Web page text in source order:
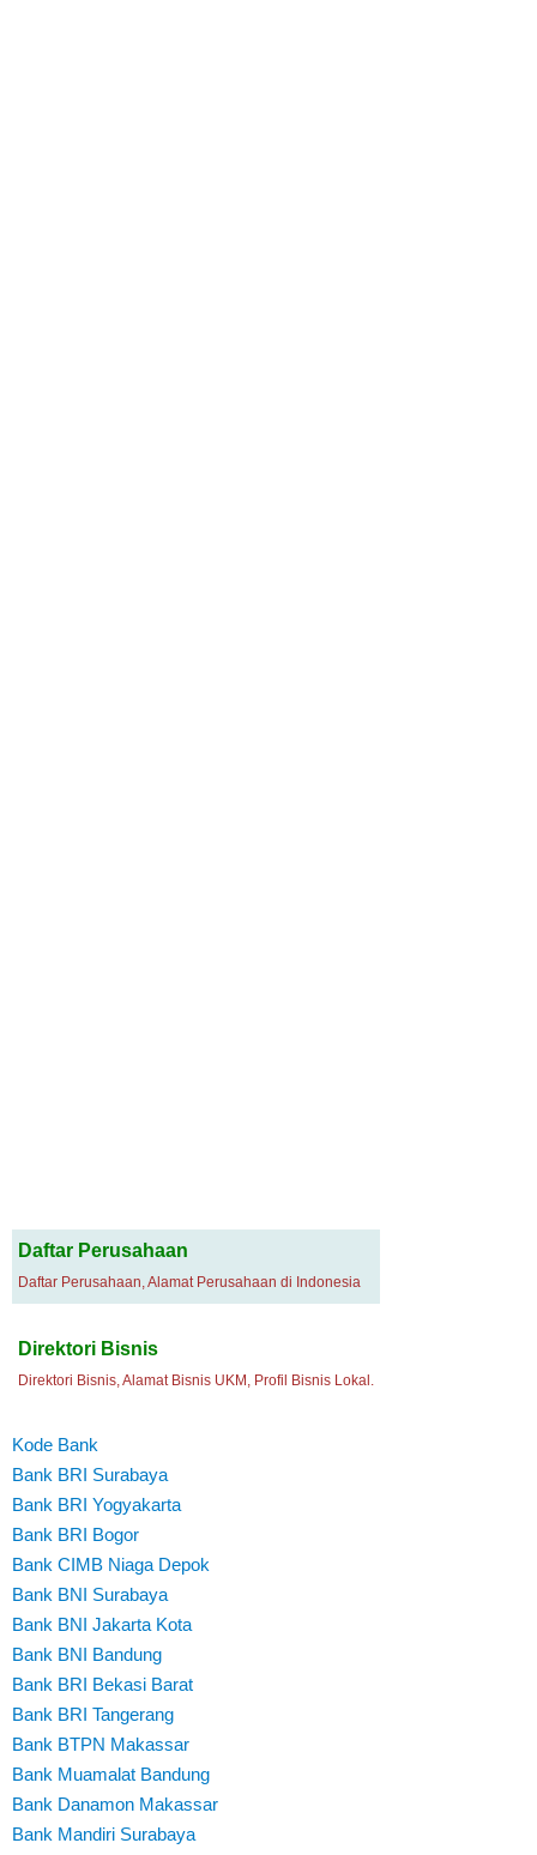
Daftar Perusahaan
Daftar Perusahaan, Alamat Perusahaan di Indonesia
Direktori Bisnis
Direktori Bisnis, Alamat Bisnis UKM, Profil Bisnis Lokal.
Kode Bank
Bank BRI Surabaya
Bank BRI Yogyakarta
Bank BRI Bogor
Bank CIMB Niaga Depok
Bank BNI Surabaya
Bank BNI Jakarta Kota
Bank BNI Bandung
Bank BRI Bekasi Barat
Bank BRI Tangerang
Bank BTPN Makassar
Bank Muamalat Bandung
Bank Danamon Makassar
Bank Mandiri Surabaya